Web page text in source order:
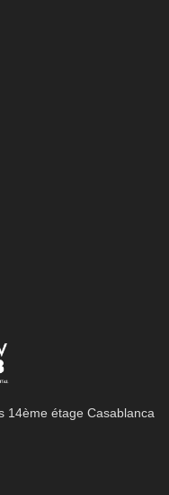
14ème étage Casablanca